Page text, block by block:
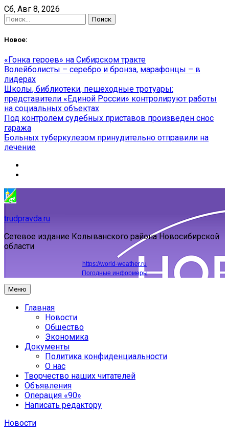
Skip
to
content
Сб, Авг 8, 2026
Найти:
Новое:
«Гонка героев» на Сибирском тракте
Волейболисты – серебро и бронза, марафонцы – в
лидерах
Школы, библиотеки, пешеходные тротуары:
представители «Единой России» контролируют работы
на социальных объектах
Под контролем судебных приставов произведен снос
гаража
Больных туберкулезом принудительно отправили на
лечение
trudpravda.ru
Сетевое издание Колыванского района Новосибирской
области
https://world-weather.ru
Погодные информеры
Меню
Главная
Новости
Общество
Экономика
Документы
Политика конфиденциальности
О нас
Творчество наших читателей
Объявления
Операция «90»
Написать редактору
Новости